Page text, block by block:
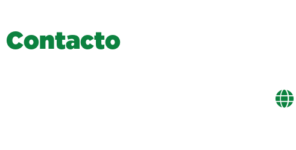
Contacto